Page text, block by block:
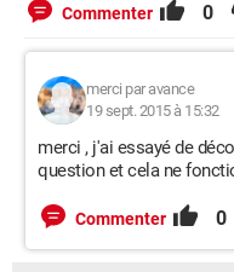
Commenter 0
merci par avance
19 sept. 2015 à 15:32
merci , j'ai essayé de
question et cela ne
Commenter 0